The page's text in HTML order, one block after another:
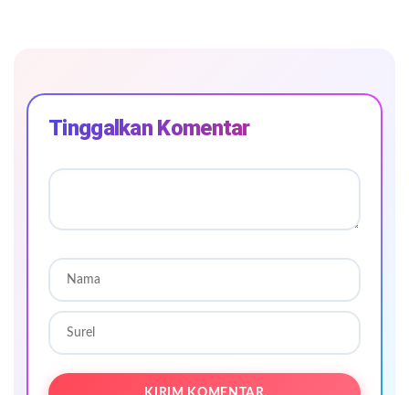
Tinggalkan Komentar